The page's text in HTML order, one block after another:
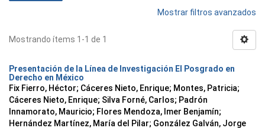
Mostrar filtros avanzados
Mostrando ítems 1-1 de 1
Presentación de la Línea de Investigación El Posgrado en
Derecho en México
Fix Fierro, Héctor; Cáceres Nieto, Enrique; Montes, Patricia;
Cáceres Nieto, Enrique; Silva Forné, Carlos; Padrón
Innamorato, Mauricio; Flores Mendoza, Imer Benjamín;
Hernández Martínez, María del Pilar; González Galván, Jorge